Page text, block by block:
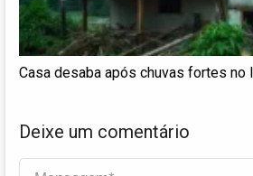
Casa desaba após chuvas fortes no
Deixe um comentário